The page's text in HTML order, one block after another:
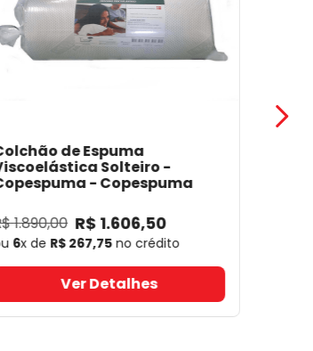
de Espuma
Solteiro -
- Copespuma
1.890,00 R$ 1.606,50
6x de R$ 267,75 no crédito
Ver Detalhes